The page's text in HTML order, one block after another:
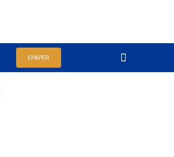
EPAPER